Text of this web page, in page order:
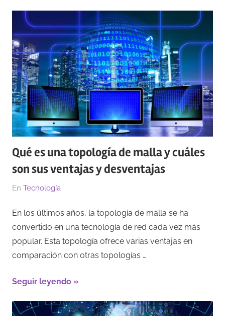
Qué es una topología de malla y cuáles
son sus ventajas y desventajas
El
Por
En Tecnología
En los últimos años, la topología de malla se ha
convertido en una tecnología de red cada vez más
popular. Esta topología ofrece varias ventajas en
comparación con otras topologías …
Seguir leyendo